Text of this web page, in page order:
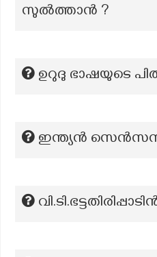
സുൽത്താൻ ?
ഉറുദു ഭാഷയുടെ
ഇന്ത്യൻ സെൻസസ്